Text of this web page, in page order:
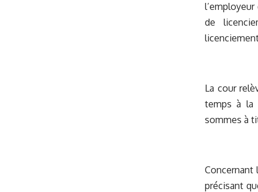
de
La cour
temps à la
sommes à
précisant